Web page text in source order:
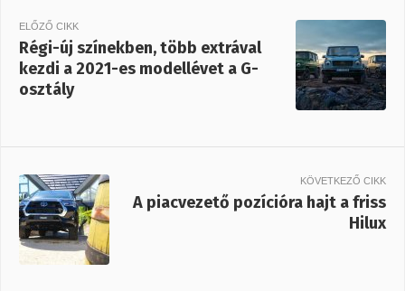
ELŐZŐ CIKK
Régi-új színekben, több extrával
kezdi a 2021-es modellévet a G-
osztály
KÖVETKEZŐ CIKK
A piacvezető pozícióra hajt a friss
Hilux